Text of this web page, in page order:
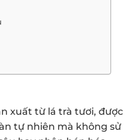
xuất từ lá trà tươi, được
tự nhiên mà không sử